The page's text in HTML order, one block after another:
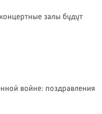
залы будут
войне: поздравления